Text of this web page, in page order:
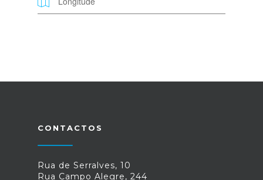
CONTACTOS
Rua de Serralves, 10
Rua Campo Alegre, 244